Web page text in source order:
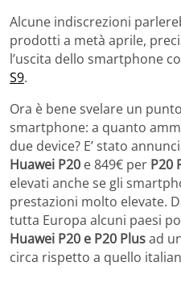
Alcune indiscrezioni
prodotti a metà aprile,
l’uscita dello smartphone
S9.
Ora è bene svelare un
smartphone: a quanto
due device? E’ stato
Huawei P20 e 849€ per P20
elevati anche se gli
prestazioni molto elevate.
tutta Europa alcuni paesi
Huawei P20 e P20 Plusad
circa rispetto a quello